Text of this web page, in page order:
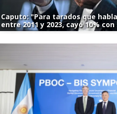
Caputo: "Para tarados que
entre 2011 y 2023, cayó 10%